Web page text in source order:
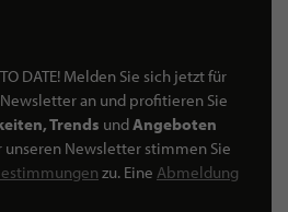
DATE! Melden Sie sich jetzt für
Newsletter an und profitieren Sie
Trends undAngeboten
Newsletter stimmen Sie
zu. Eine Abmeldung